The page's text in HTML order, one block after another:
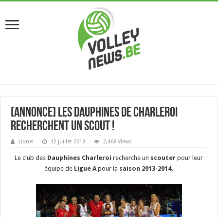
[Annonce] Les Dauphines de Charleroi
recherchent un scout !
Lionel 12 juillet 2013 2,468 Views
Le club des Dauphines Charleroi recherche un scouter pour leur
équipe de Ligue Apour la saison 2013-2014.